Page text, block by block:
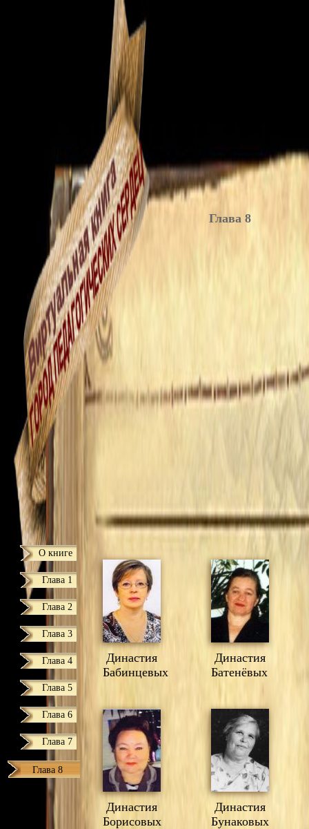
О книге
Глава 1
Глава 2
Глава 3
Глава 4
Глава 5
Глава 6
Глава 7
Глава 8
Глава 8
Династия
Бабинцевых
Династия
Батенёвых
Династия
Борисовых
Династия
Бунаковых